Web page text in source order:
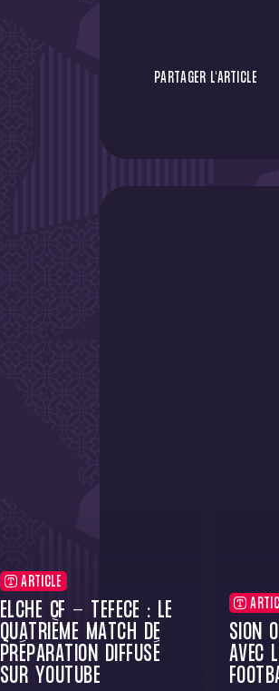
PARTAGER L'ARTICLE
ARTICLE
ELCHE CF - TÉFÉCÉ : LE
QUATRIÈME MATCH DE
PRÉPARATION DIFFUSÉ
SUR YOUTUBE
SION
AVEC